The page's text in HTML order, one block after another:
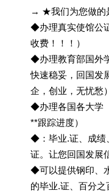
→ ★我们为您做的
◆办理真实使馆公
收费！！！）
◆办理教育部国外
快速稳妥，回国发
企，创业，无忧愁
◆办理各国各大学
**跟踪进度）
◆：毕业.证、成绩
证。让您回国发展
◆可以提供钢印、
的毕业.证、百分之